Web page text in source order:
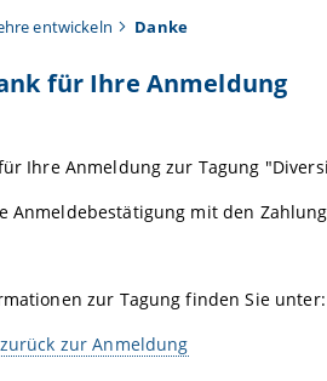
entwickeln Danke
für Ihre Anmeldung
Ihre Anmeldung zur Tagung
Anmeldebestätigung mit den
zur Tagung finden Sie unter:
zur Anmeldung